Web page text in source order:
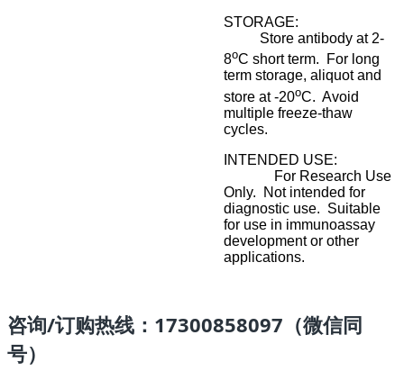
STORAGE:
Store antibody at 2-
8oC short term. For long
term storage, aliquot and
store at -20oC. Avoid
multiple freeze-thaw
cycles.
INTENDED USE:
For Research Use
Only. Not intended for
diagnostic use. Suitable
for use in immunoassay
development or other
applications.
咨询/订购热线：17300858097（微信同
号）